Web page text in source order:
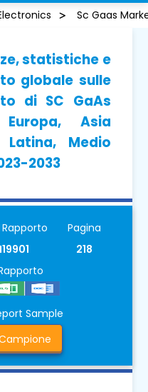
Sc Gaas
statistiche e
globale sulle
di SC GaAs
Asia
Latina, Medio
2033
Rapporto
Pagina
218
Sample